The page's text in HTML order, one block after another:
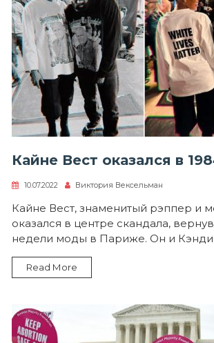
Кайне Вест оказался в
10.07.2022 Виктория Вексельман
Кайне Вест, знаменитый рэппер и
оказался в центре скандала,
недели моды в Париже. Он и
Read More